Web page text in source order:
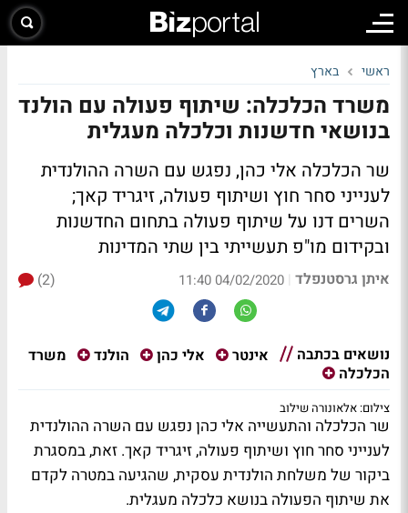
ראשי בארץ
משרד הכלכלה: שיתוף פעולה עם הולנד
בנושאי חדשנות וכלכלה מעגלית
שר הכלכלה אלי כהן, נפגש עם השרה ההולנדית
לענייני סחר חוץ ושיתוף פעולה, זיגריד קאך;
השרים דנו על שיתוף פעולה בתחום החדשנות
ובקידום מו"פ תעשייתי בין שתי המדינות
איתן גרסטנפלד |
04/02/2020 11:40
(2)
נושאים בכתבה אינטר אלי כהן הולנד
משרד
הכלכלה
צילום: אלאונורה שילוב
שר הכלכלה והתעשייה אלי כהן נפגש עם השרה ההולנדית
לענייני סחר חוץ ושיתוף פעולה, זיגריד קאך. זאת, במסגרת
ביקור של משלחת הולנדית עסקית, שהגיעה במטרה לקדם
את שיתוף הפעולה בנושא כלכלה מעגלית.